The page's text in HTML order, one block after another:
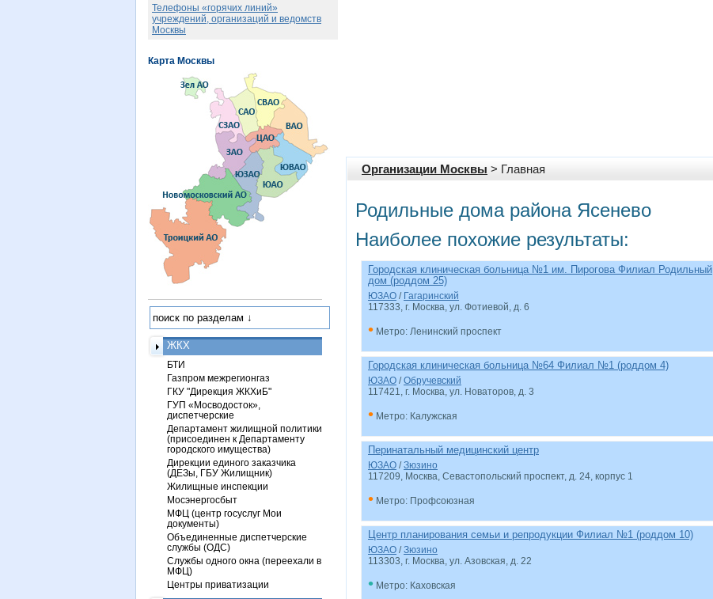
Организации Москвы > Главная
Родильные дома района Ясенево
Наиболее похожие результаты:
Городская клиническая больница №1 им. Пирогова Филиал Родильный
дом (роддом 25)
ЮЗАО / Гагаринский
117333, г. Москва, ул. Фотиевой, д. 6
• Метро: Ленинский проспект
Городская клиническая больница №64 Филиал №1 (роддом 4)
ЮЗАО /Обручевский
117421, г. Москва, ул. Новаторов, д. 3
• Метро: Калужская
Перинатальный медицинский центр
ЮЗАО /Зюзино
117209, Москва, Севастопольский проспект, д. 24, корпус 1
• Метро: Профсоюзная
Центр планирования семьи и репродукции Филиал №1 (роддом 10)
ЮЗАО /Зюзино
113303, г. Москва, ул. Азовская, д. 22
• Метро: Каховская
Телефоны «горячих линий»
учреждений, организаций и ведомств
Москвы
ЖКХ
БТИ
Газпром межрегионгаз
ГКУ "Дирекция ЖКХиБ"
ГУП «Мосводосток»,
диспетчерские
Департамент жилищной политики
(присоединен к Департаменту
городского имущества)
Дирекции единого заказчика
(ДЕЗы, ГБУ Жилищник)
Жилищные инспекции
Мосэнергосбыт
МФЦ (центр госуслуг Мои
документы)
Объединенные диспетчерские
службы (ОДС)
Службы одного окна (переехали в
МФЦ)
Центры приватизации